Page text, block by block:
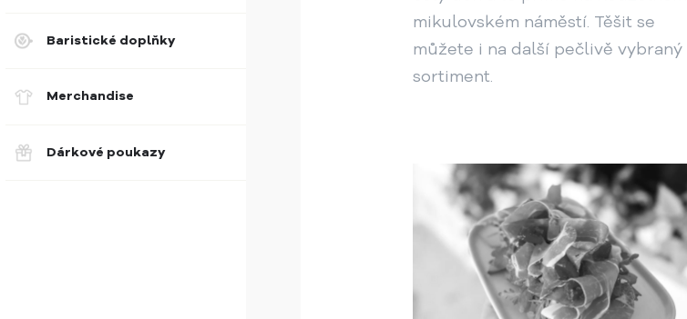
mikulovském náměstí. Těšit se
můžete i na další pečlivě vybraný
sortiment.
Baristické doplňky
Merchandise
Dárkové poukazy